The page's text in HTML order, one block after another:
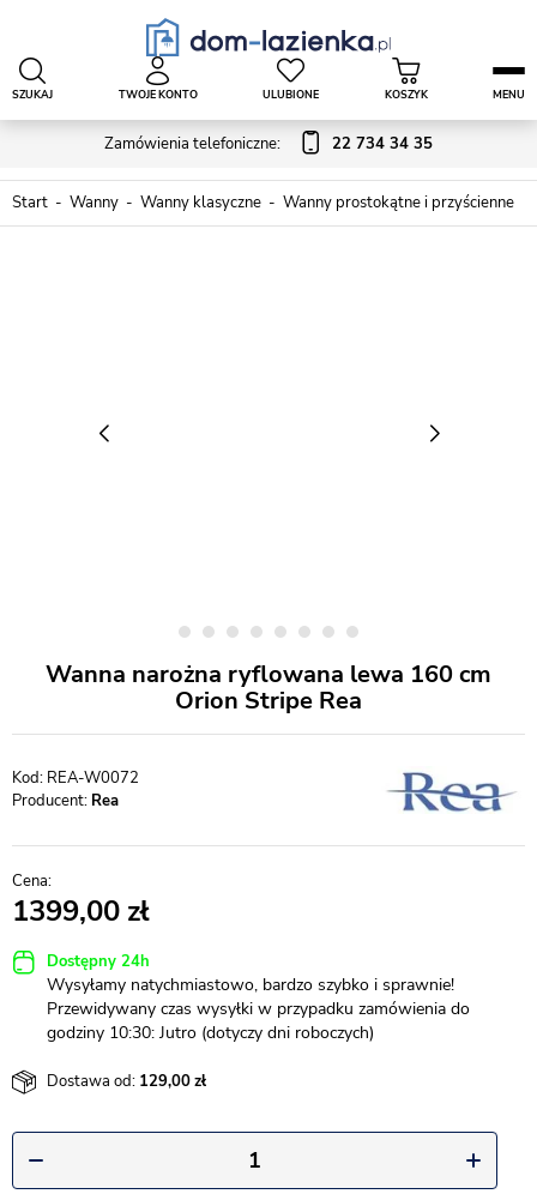
Zamówienia telefoniczne: 22 734 34 35
SZUKAJ TWOJE KONTO ULUBIONE KOSZYK MENU
Start Wanny Wanny klasyczne Wanny prostokątne i przyścienne
Wanna narożna ryflowana lewa 160 cm
Orion Stripe Rea
REA-W0072
Producent: Rea
1399,00
Dostępny 24h
Wysyłamy natychmiastowo, bardzo szybko i sprawnie!
Przewidywany czas wysyłki w przypadku zamówienia do
godziny 10:30: Jutro (dotyczy dni roboczych)
Dostawa od: 129,00